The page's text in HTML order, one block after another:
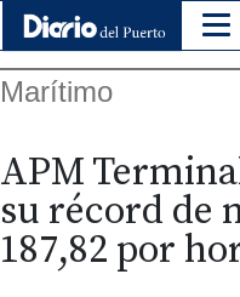
Marítimo
APM
su récord de
187,82 por